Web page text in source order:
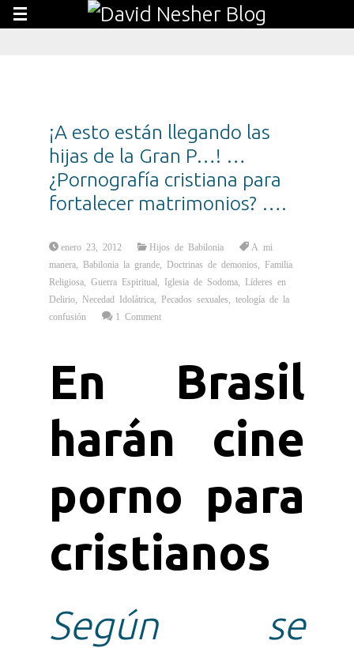
¡A esto están llegando las
hijas de la Gran P…! …
¿Pornografía cristiana para
fortalecer matrimonios? ….
enero 23, 2012 Hijos de Babilonia
A mi
manera
Babilonia la grande Doctrinas de demonios
Familia
Religiosa ,Guerra Espiritual Iglesia de Sodoma
Líderes en
Delirio
Necedad Idolátrica Pecados sexuales ,teología de la
confusión
1 Comment
En Brasil
harán cine
porno para
cristianos
Según se